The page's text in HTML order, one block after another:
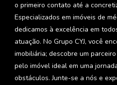
o primeiro contato até a
Especializados em imóveis de
dedicamos à excelência em
atuação. No Grupo CYJ, você
imobiliária; descobre um
pelo imóvel ideal em uma
obstáculos. Junte-se a nós e